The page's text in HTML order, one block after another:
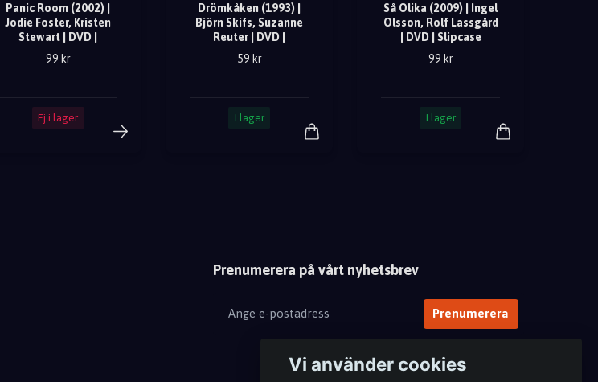
Panic Room (2002) |
Jodie Foster, Kristen
Stewart | DVD |
99 kr
Ej i lager
Drömkåken (1993) |
Björn Skifs, Suzanne
Reuter | DVD |
59 kr
I lager
Så Olika (2009) | Ingel
Olsson, Rolf Lassgård
| DVD | Slipcase
99 kr
I lager
Prenumerera på vårt nyhetsbrev
Prenumerera
Vi använder cookies